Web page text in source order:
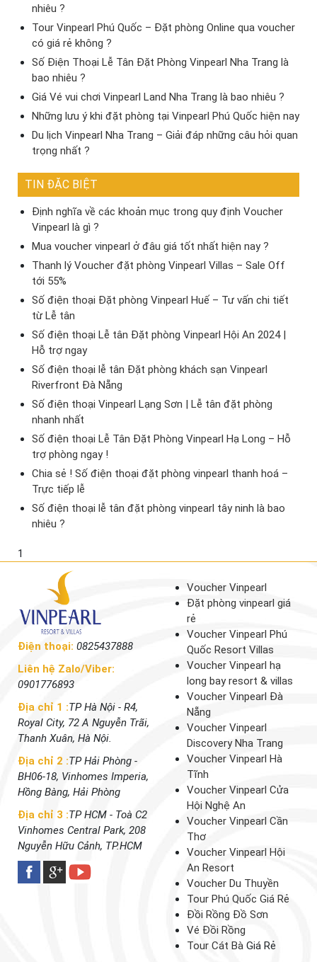
nhiêu ?
Tour Vinpearl Phú Quốc – Đặt phòng Online qua voucher
có giá rẻ không ?
Số Điện Thoại Lễ Tân Đặt Phòng Vinpearl Nha Trang là
bao nhiêu ?
Giá Vé vui chơi Vinpearl Land Nha Trang là bao nhiêu ?
Những lưu ý khi đặt phòng tại Vinpearl Phú Quốc hiện nay
Du lịch Vinpearl Nha Trang – Giải đáp những câu hỏi quan
trọng nhất ?
TIN ĐẶC BIỆT
Định nghĩa về các khoản mục trong quy định Voucher
Vinpearl là gì ?
Mua voucher vinpearl ở đâu giá tốt nhất hiện nay ?
Thanh lý Voucher đặt phòng Vinpearl Villas – Sale Off
tới 55%
Số điện thoại Đặt phòng Vinpearl Huế – Tư vấn chi tiết
từ Lễ tân
Số điện thoại Lễ tân Đặt phòng Vinpearl Hội An 2024 |
Hỗ trợ ngay
Số điện thoại lễ tân Đặt phòng khách sạn Vinpearl
Riverfront Đà Nẵng
Số điện thoại Vinpearl Lạng Sơn | Lễ tân đặt phòng
nhanh nhất
Số điện thoại Lễ Tân Đặt Phòng Vinpearl Hạ Long – Hỗ
trợ phòng ngay !
Chia sẻ ! Số điện thoại đặt phòng vinpearl thanh hoá –
Trực tiếp lễ
Số điện thoại lễ tân đặt phòng vinpearl tây ninh là bao
nhiêu ?
1
Điện thoại: 0825437888
Liên hệ Zalo/Viber:
0901776893
Địa chỉ 1 :TP Hà Nội - R4,
Royal City, 72 A Nguyễn Trãi,
Thanh Xuân, Hà Nội.
Địa chỉ 2 :TP Hải Phòng -
BH06-18, Vinhomes Imperia,
Hồng Bàng, Hải Phòng
Địa chỉ 3 :TP HCM - Toà C2
Vinhomes Central Park, 208
Nguyễn Hữu Cảnh, TP.HCM
Voucher Vinpearl
Đặt phòng vinpearl giá
rẻ
Voucher Vinpearl Phú
Quốc Resort Villas
Voucher Vinpearl hạ
long bay resort & villas
Voucher Vinpearl Đà
Nẵng
Voucher Vinpearl
Discovery Nha Trang
Voucher Vinpearl Hà
Tĩnh
Voucher Vinpearl Cửa
Hội Nghệ An
Voucher Vinpearl Cần
Thơ
Voucher Vinpearl Hội
An Resort
Voucher Du Thuyền
Tour Phú Quốc Giá Rẻ
Đồi Rồng Đồ Sơn
Vé Đồi Rồng
Tour Cát Bà Giá Rẻ